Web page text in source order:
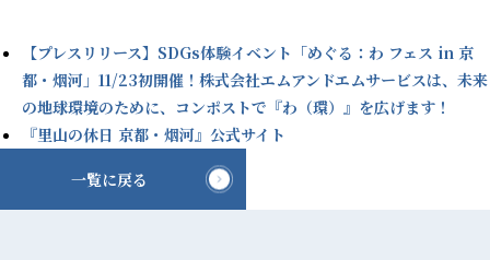
【プレスリリース】SDGs体験イベント「めぐる：わ フェス in 京
都・烟河」11/23初開催！株式会社エムアンドエムサービスは、未来
の地球環境のために、コンポストで『わ（環）』を広げます！
『里山の休日 京都・烟河』公式サイト
一覧に戻る